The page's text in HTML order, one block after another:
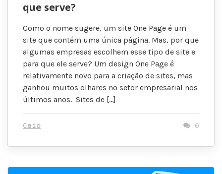
que serve?
Como o nome sugere, um site One Page é um
site que contém uma única página. Mas, por que
algumas empresas escolhem esse tipo de site e
para que ele serve? Um design One Page é
relativamente novo para a criação de sites, mas
ganhou muitos olhares no setor empresarial nos
últimos anos. Sites de […]
Caio 0